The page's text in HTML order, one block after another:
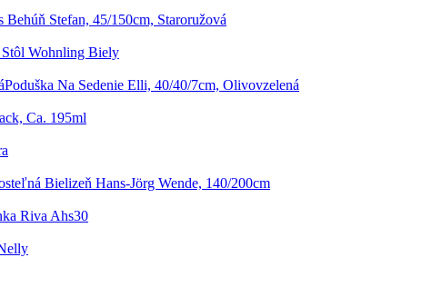
Behúň Stefan, 45/150cm, Staroružová
Wohnling Biely
Poduška Na Sedenie Elli, 40/40/7cm, Olivovzelená
Ca. 195ml
Bielizeň Hans-Jörg Wende, 140/200cm
Riva Ahs30